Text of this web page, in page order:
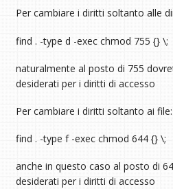
Per cambiare i diritti soltanto alle
find . -type d -exec chmod 755 {} \;
naturalmente al posto di 755
desiderati per i diritti di accesso
Per cambiare i diritti soltanto ai file:
find . -type f -exec chmod 644 {} \;
anche in questo caso al posto di
desiderati per i diritti di accesso